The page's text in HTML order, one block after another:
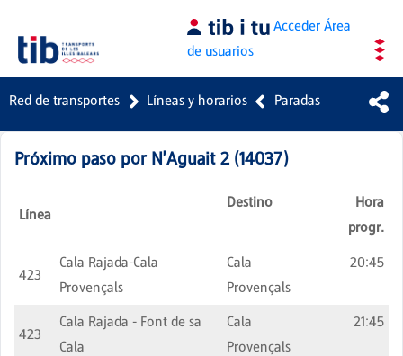
Saltar al contenido principal AccederÁrea
de usuarios
Red de transportes Líneas y horarios Paradas
Próximo paso por N'Aguait 2 (14037)
Línea
Destino
Hora
progr.
423
Cala Rajada-Cala
Provençals
Cala
Provençals
20:45
423
Cala Rajada - Font de sa
Cala
Cala
Provençals
21:45